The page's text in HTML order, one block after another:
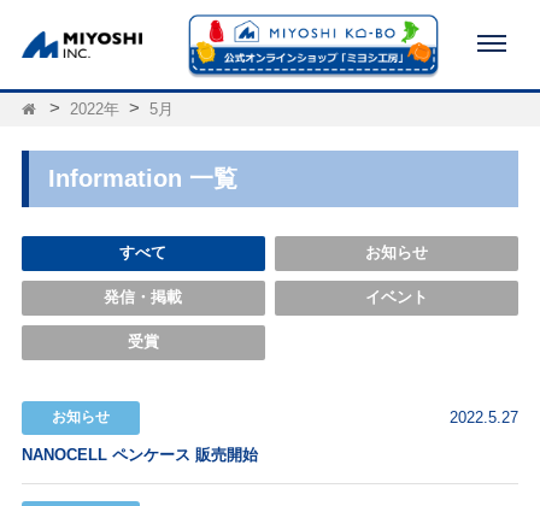
2022年 5月
Information 一覧
すべて お知らせ
発信・掲載 イベント
受賞
お知らせ 2022.5.27
NANOCELL ペンケース 販売開始